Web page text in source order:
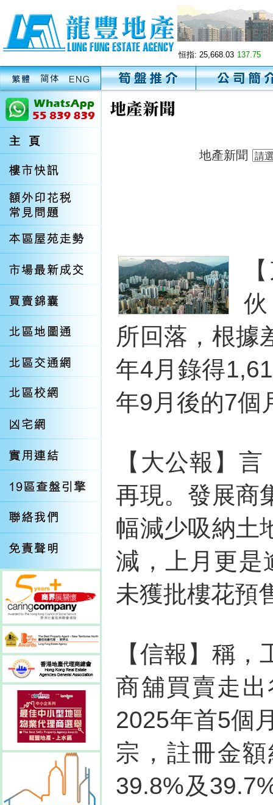
恒指: 25,668.03 137.75
地產新聞
所回落，根據
年4月錄得
年9月後的7個
【大公報】
再現。發展商
幅減少吸納土
減，上月更是
未獲批樓花預
【信報】稱
商舖買賣走
2025年首5個
宗，註冊金
39.8%及